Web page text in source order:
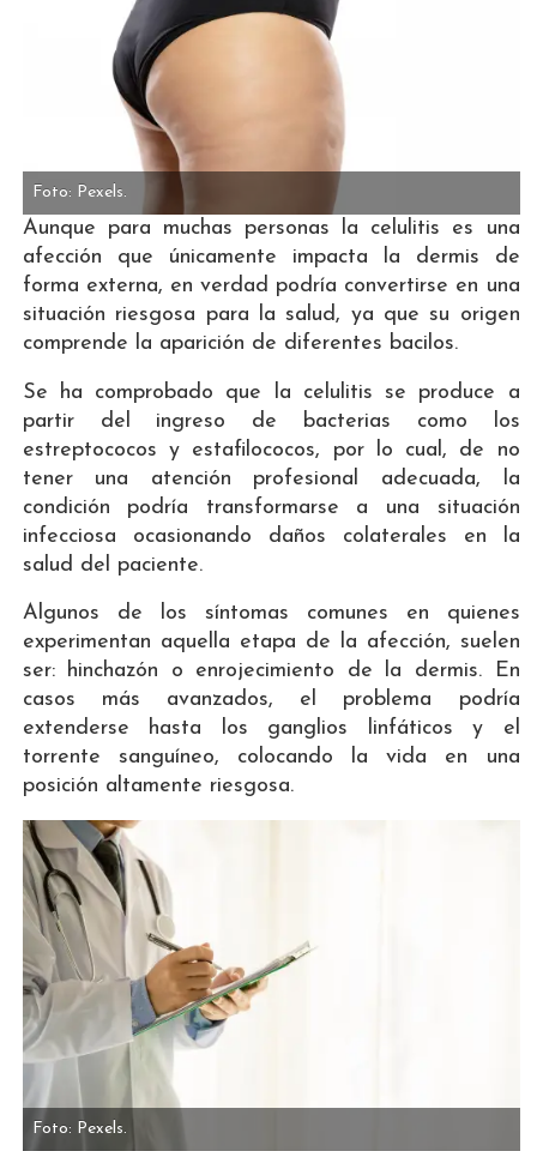
Foto: Pexels.
Aunque para muchas personas la celulitis es una
afección que únicamente impacta la dermis de
forma externa, en verdad podría convertirse en una
situación riesgosa para la salud, ya que su origen
comprende la aparición de diferentes bacilos.
Se ha comprobado que la celulitis se produce a
partir del ingreso de bacterias como los
estreptococos y estafilococos, por lo cual, de no
tener una atención profesional adecuada, la
condición podría transformarse a una situación
infecciosa ocasionando daños colaterales en la
salud del paciente.
Algunos de los síntomas comunes en quienes
experimentan aquella etapa de la afección, suelen
ser: hinchazón o enrojecimiento de la dermis. En
casos más avanzados, el problema podría
extenderse hasta los ganglios linfáticos y el
torrente sanguíneo, colocando la vida en una
posición altamente riesgosa.
Foto: Pexels.